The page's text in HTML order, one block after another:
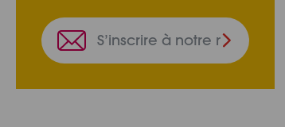
S’inscrire
à
newsletter